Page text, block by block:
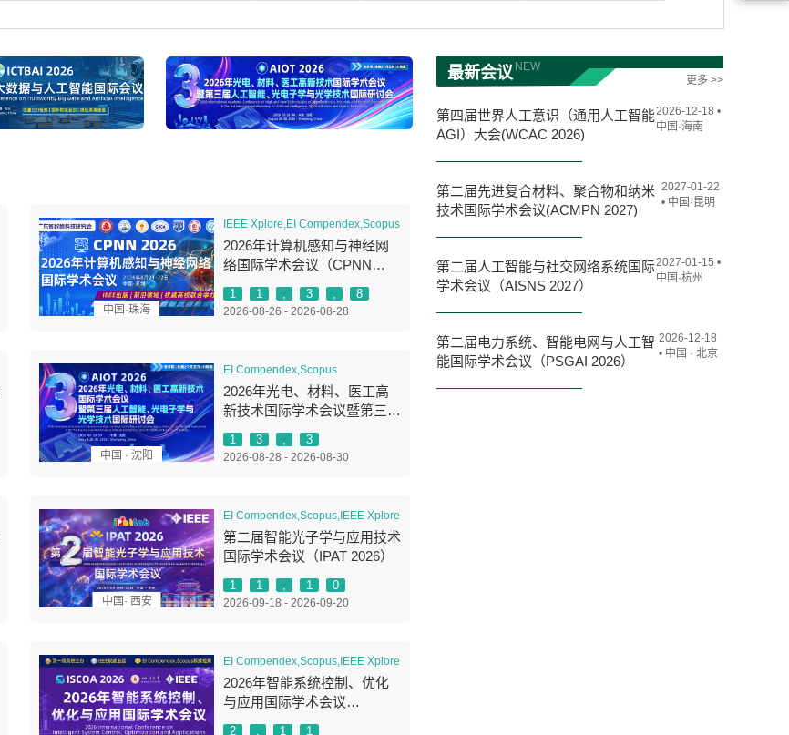
中国·珠海
IEEE Xplore,EI Compendex,Scopus
2026年计算机感知与神经网
络国际学术会议（CPNN
2026）
1 1 , 3 , 8
2026-08-26 - 2026-08-28
中国 · 沈阳
EI Compendex,Scopus
2026年光电、材料、医工高
新技术国际学术会议暨第三届
人工智能、光电子学与光学技
术国际研讨会（AIOT 2026）
1 3 , 3
2026-08-28 - 2026-08-30
中国· 西安
EI Compendex,Scopus,IEEE Xplore
第二届智能光子学与应用技术
国际学术会议（IPAT 2026）
1 1 , 1 0
2026-09-18 - 2026-09-20
EI Compendex,Scopus,IEEE Xplore
2026年智能系统控制、优化
与应用国际学术会议
（ISCOA 2026）
2 , 1 1
最新会议 NEW
更多 >>
第四届世界人工意识（通用人工智能
AGI）大会(WCAC 2026)
2026-12-18 •
中国·海南
第二届先进复合材料、聚合物和纳米
技术国际学术会议(ACMPN 2027)
2027-01-22
• 中国·昆明
第二届人工智能与社交网络系统国际
学术会议（AISNS 2027）
2027-01-15 •
中国·杭州
第二届电力系统、智能电网与人工智
能国际学术会议（PSGAI 2026）
2026-12-18
• 中国 · 北京